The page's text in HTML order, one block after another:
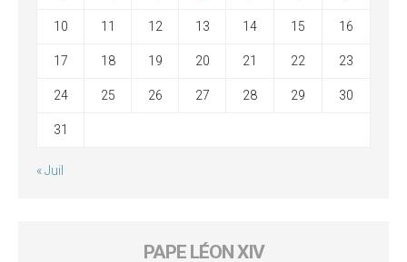
10 11 12 13 14 15 16
17 18 19 20 21 22 23
24 25 26 27 28 29 30
31
« Juil
PAPE LÉON XIV